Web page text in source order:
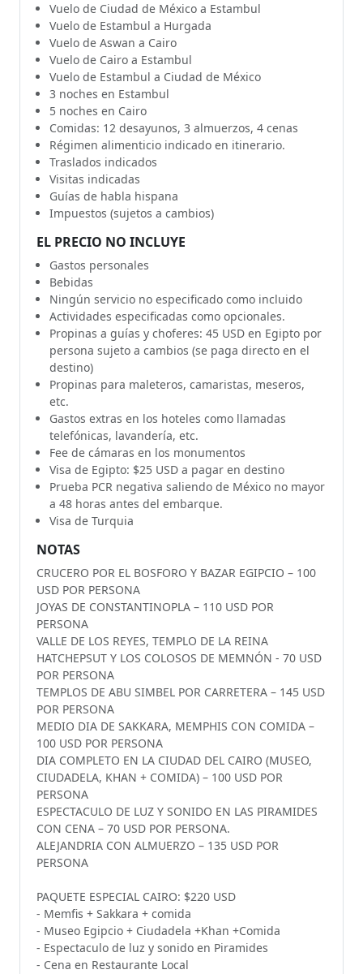
Vuelo de Ciudad de México a Estambul
Vuelo de Estambul a Hurgada
Vuelo de Aswan a Cairo
Vuelo de Cairo a Estambul
Vuelo de Estambul a Ciudad de México
3 noches en Estambul
5 noches en Cairo
Comidas: 12 desayunos, 3 almuerzos, 4 cenas
Régimen alimenticio indicado en itinerario.
Traslados indicados
Visitas indicadas
Guías de habla hispana
Impuestos (sujetos a cambios)
EL PRECIO NO INCLUYE
Gastos personales
Bebidas
Ningún servicio no especificado como incluido
Actividades especificadas como opcionales.
Propinas a guías y choferes: 45 USD en Egipto por
persona sujeto a cambios (se paga directo en el
destino)
Propinas para maleteros, camaristas, meseros,
etc.
Gastos extras en los hoteles como llamadas
telefónicas, lavandería, etc.
Fee de cámaras en los monumentos
Visa de Egipto: $25 USD a pagar en destino
Prueba PCR negativa saliendo de México no mayor
a 48 horas antes del embarque.
Visa de Turquia
NOTAS
CRUCERO POR EL BOSFORO Y BAZAR EGIPCIO – 100
USD POR PERSONA
JOYAS DE CONSTANTINOPLA – 110 USD POR
PERSONA
VALLE DE LOS REYES, TEMPLO DE LA REINA
HATCHEPSUT Y LOS COLOSOS DE MEMNÓN - 70 USD
POR PERSONA
TEMPLOS DE ABU SIMBEL POR CARRETERA – 145 USD
POR PERSONA
MEDIO DIA DE SAKKARA, MEMPHIS CON COMIDA –
100 USD POR PERSONA
DIA COMPLETO EN LA CIUDAD DEL CAIRO (MUSEO,
CIUDADELA, KHAN + COMIDA) – 100 USD POR
PERSONA
ESPECTACULO DE LUZ Y SONIDO EN LAS PIRAMIDES
CON CENA – 70 USD POR PERSONA.
ALEJANDRIA CON ALMUERZO – 135 USD POR
PERSONA
PAQUETE ESPECIAL CAIRO: $220 USD
- Memfis + Sakkara + comida
- Museo Egipcio + Ciudadela +Khan +Comida
- Espectaculo de luz y sonido en Piramides
- Cena en Restaurante Local